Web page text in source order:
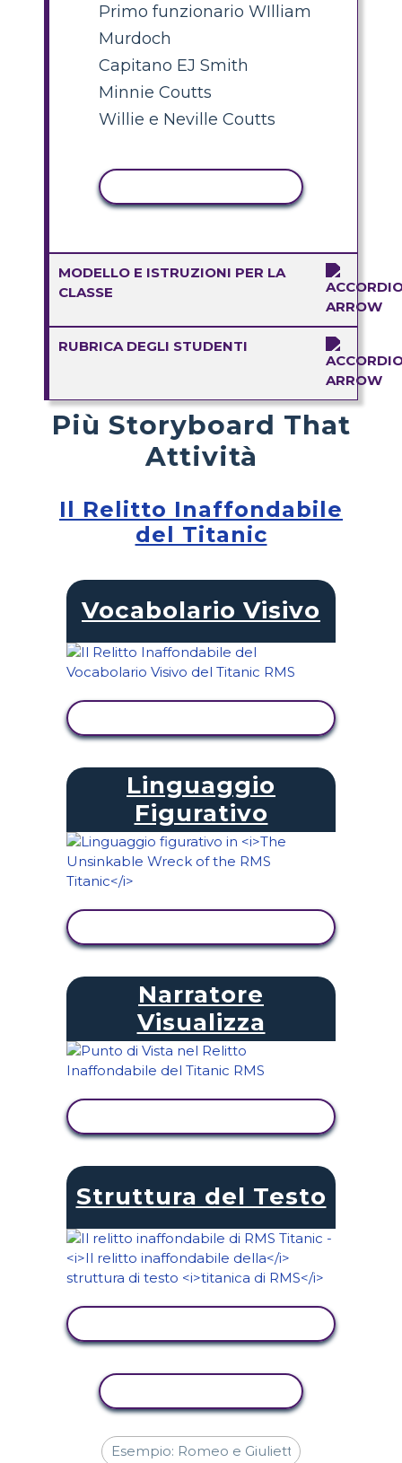
Primo funzionario WIlliam
Murdoch
Capitano EJ Smith
Minnie Coutts
Willie e Neville Coutts
MODELLO E ISTRUZIONI PER LA
CLASSE
RUBRICA DEGLI STUDENTI
Più Storyboard That
Attività
Il Relitto Inaffondabile
del Titanic
Vocabolario Visivo
Linguaggio
Figurativo
Narratore
Visualizza
Struttura del Testo